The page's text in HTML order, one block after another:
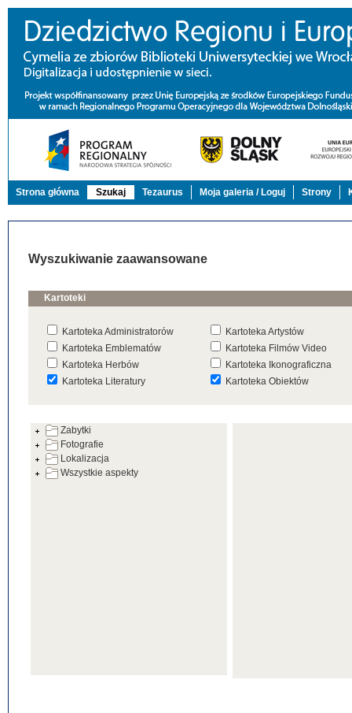
Strona główna Szukaj Tezaurus Moja galeria / Loguj Strony
Wyszukiwanie zaawansowane
Kartoteki
Kartoteka Administratorów
Kartoteka Artystów
Kartoteka Emblematów
Kartoteka Filmów Video
Kartoteka Herbów
Kartoteka Ikonograficzna
Kartoteka Literatury
Kartoteka Obiektów
Kartoteka Warsztatów
Kartoteka Zabytków
Zabytki
Fotografie
Lokalizacja
Wszystkie aspekty